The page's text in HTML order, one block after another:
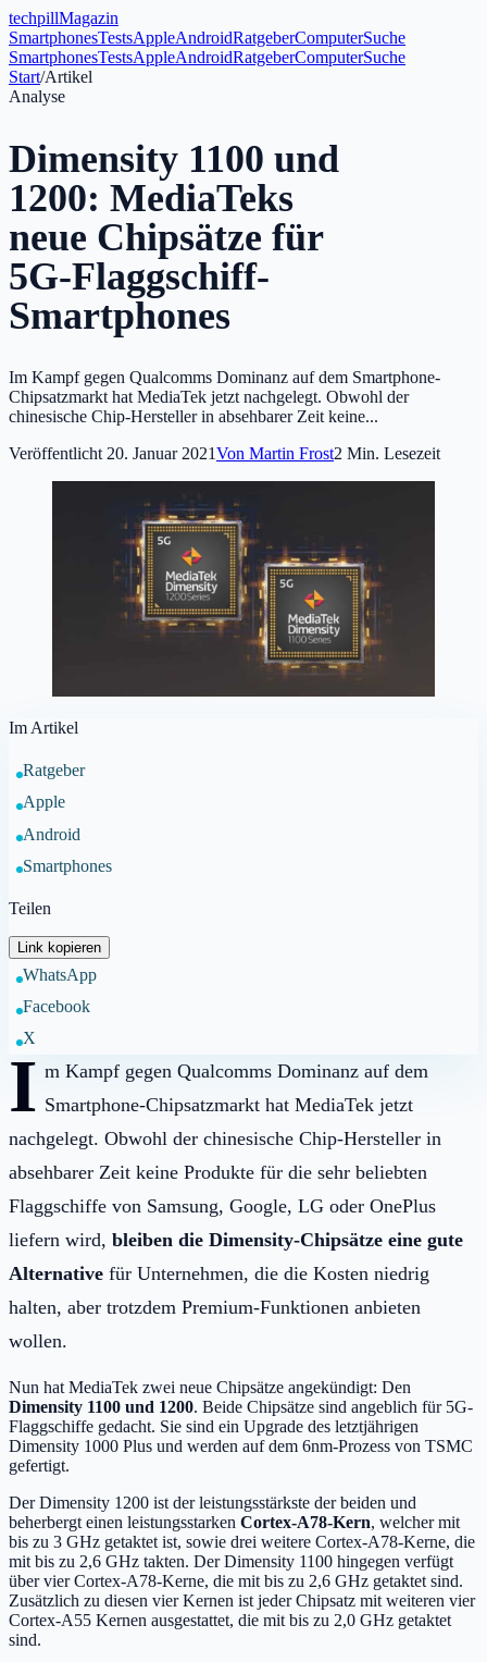
techpillMagazin
SmartphonesTestsAppleAndroidRatgeberComputerSuche
SmartphonesTestsAppleAndroidRatgeberComputerSuche
Start/Artikel
Analyse
Dimensity 1100 und
1200: MediaTeks
neue Chipsätze für
5G-Flaggschiff-
Smartphones
Im Kampf gegen Qualcomms Dominanz auf dem Smartphone-
Chipsatzmarkt hat MediaTek jetzt nachgelegt. Obwohl der
chinesische Chip-Hersteller in absehbarer Zeit keine...
Veröffentlicht 20. Januar 2021Von Martin Frost2 Min. Lesezeit
Im Artikel
Ratgeber
Apple
Android
Smartphones
Teilen
Link kopieren
WhatsApp
Facebook
X
I m Kampf gegen Qualcomms Dominanz auf dem
Smartphone-Chipsatzmarkt hat MediaTek jetzt
nachgelegt. Obwohl der chinesische Chip-Hersteller in
absehbarer Zeit keine Produkte für die sehr beliebten
Flaggschiffe von Samsung, Google, LG oder OnePlus
liefern wird, bleiben die Dimensity-Chipsätze eine gute
Alternative für Unternehmen, die die Kosten niedrig
halten, aber trotzdem Premium-Funktionen anbieten
wollen.
Nun hat MediaTek zwei neue Chipsätze angekündigt: Den
Dimensity 1100 und 1200. Beide Chipsätze sind angeblich für 5G-
Flaggschiffe gedacht. Sie sind ein Upgrade des letztjährigen
Dimensity 1000 Plus und werden auf dem 6nm-Prozess von TSMC
gefertigt.
Der Dimensity 1200 ist der leistungsstärkste der beiden und
beherbergt einen leistungsstarken Cortex-A78-Kern, welcher mit
bis zu 3 GHz getaktet ist, sowie drei weitere Cortex-A78-Kerne, die
mit bis zu 2,6 GHz takten. Der Dimensity 1100 hingegen verfügt
über vier Cortex-A78-Kerne, die mit bis zu 2,6 GHz getaktet sind.
Zusätzlich zu diesen vier Kernen ist jeder Chipsatz mit weiteren vier
Cortex-A55 Kernen ausgestattet, die mit bis zu 2,0 GHz getaktet
sind.